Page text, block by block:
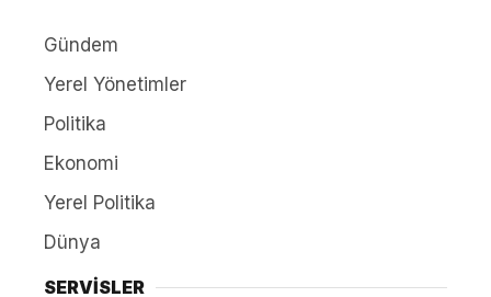
Gündem
Yerel Yönetimler
Politika
Ekonomi
Yerel Politika
Dünya
SERVİSLER